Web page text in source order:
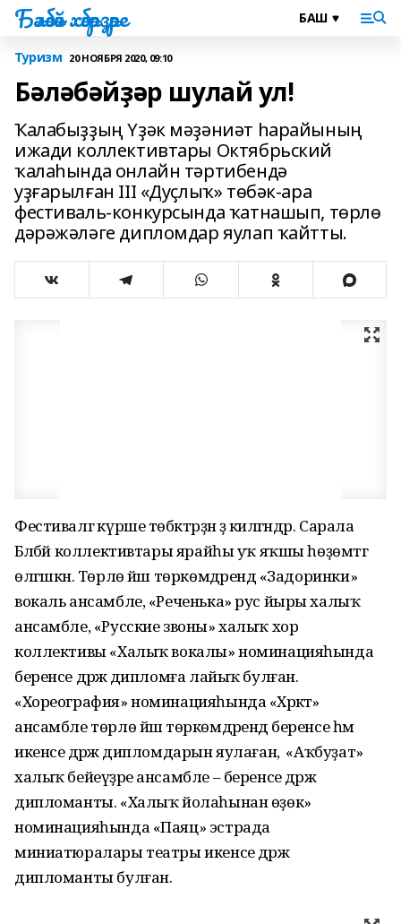
Бәләбәй хәбәрҙәре
Туризм 20 НОЯБРЯ 2020, 09:10
Бәләбәйҙәр шулай ул!
Ҡалабыҙҙың Үҙәк мәҙәниәт һарайының
ижади коллективтары Октябрьский
ҡалаһында онлайн тәртибендә
уҙғарылған III «Дуҫлыҡ» төбәк-ара
фестиваль-конкурсында ҡатнашып, төрлө
дәрәжәләге дипломдар яулап ҡайтты.
Фестивалгә күрше төбәктәрҙән ҙә килгәндәр. Сарала
Бәләбәй коллективтары ярайһы уҡ яҡшы һөҙөмтәгә
өлгәшкән. Төрлө йәш төркөмдәрендә «Задоринки»
вокаль ансамбле, «Реченька» рус йыры халыҡ
ансамбле, «Русские звоны» халыҡ хор
коллективы «Халыҡ вокалы» номинацияһында
беренсе дәрәжә дипломға лайыҡ булған.
«Хореография» номинацияһында «Хәрәкәт»
ансамбле төрлө йәш төркөмдәрендә беренсе һәм
икенсе дәрәжә дипломдарын яулаған, ә «Аҡбуҙат»
халыҡ бейеүҙәре ансамбле – беренсе дәрәжә
дипломанты. «Халыҡ йолаһынан өҙөк»
номинацияһында «Паяц» эстрада
миниатюралары театры икенсе дәрәжә
дипломанты булған.